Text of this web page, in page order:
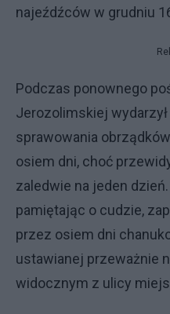
najeźdźców w grudniu
Podczas ponownego
Jerozolimskiej
sprawowania
osiem dni, choć
zaledwie na jeden
pamiętając o cudzie,
przez osiem dni
ustawianej przeważnie
widocznym z ulicy